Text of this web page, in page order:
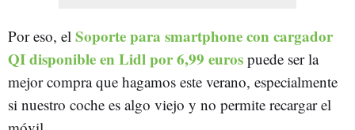
Por eso, el Soporte para smartphone con cargador
QI disponible en Lidl por 6,99 euros puede ser la
mejor compra que hagamos este verano, especialmente
si nuestro coche es algo viejo y no permite recargar el